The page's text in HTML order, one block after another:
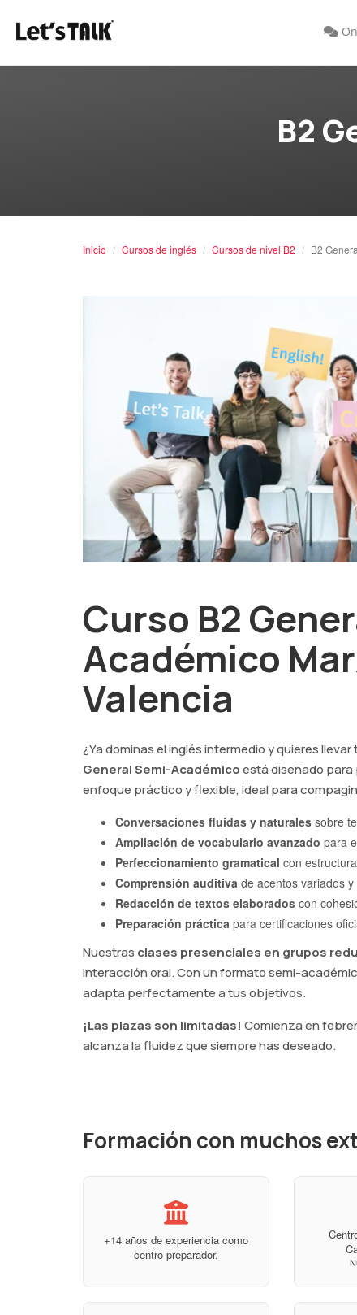
B2
Inicio Cursos de inglés Cursos de nivel B2 B2
Curso B2
Académico
Valencia
¿Ya dominas el inglés intermedio y quieres
General Semi-Académicoestá diseñado
enfoque práctico y flexible, ideal para
Conversaciones fluidas y naturales sobre
Ampliación de vocabulario avanzado para
Perfeccionamiento gramatical con
Comprensión auditiva de acentos variados
Redacción de textos elaborados con
Preparación práctica para certificaciones
Nuestras clases presenciales en grupos
interacción oral. Con un formato semi-
adapta perfectamente a tus objetivos.
¡Las plazas son limitadas! Comienza en
alcanza la fluidez que siempre has deseado.
Formación con muchos
+14 años de experiencia como
centro preparador.